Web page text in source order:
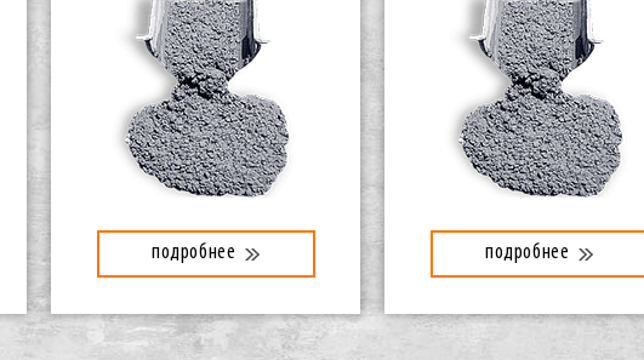
подробнее подробнее